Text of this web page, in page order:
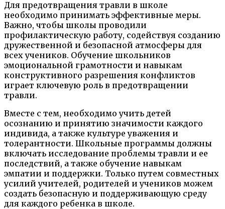
Для предотвращения травли в школе
необходимо принимать эффективные меры.
Важно, чтобы школы проводили
профилактическую работу, содействуя созданию
дружественной и безопасной атмосферы для
всех учеников. Обучение школьников
эмоциональной грамотности и навыкам
конструктивного разрешения конфликтов
играет ключевую роль в предотвращении
травли.
Вместе с тем, необходимо учить детей
осознанию и принятию значимости каждого
индивида, а также культуре уважения и
толерантности. Школьные программы должны
включать исследование проблемы травли и ее
последствий, а также обучение навыкам
эмпатии и поддержки. Только путем совместных
усилий учителей, родителей и учеников можем
создать безопасную и поддерживающую среду
для каждого ребенка в школе.